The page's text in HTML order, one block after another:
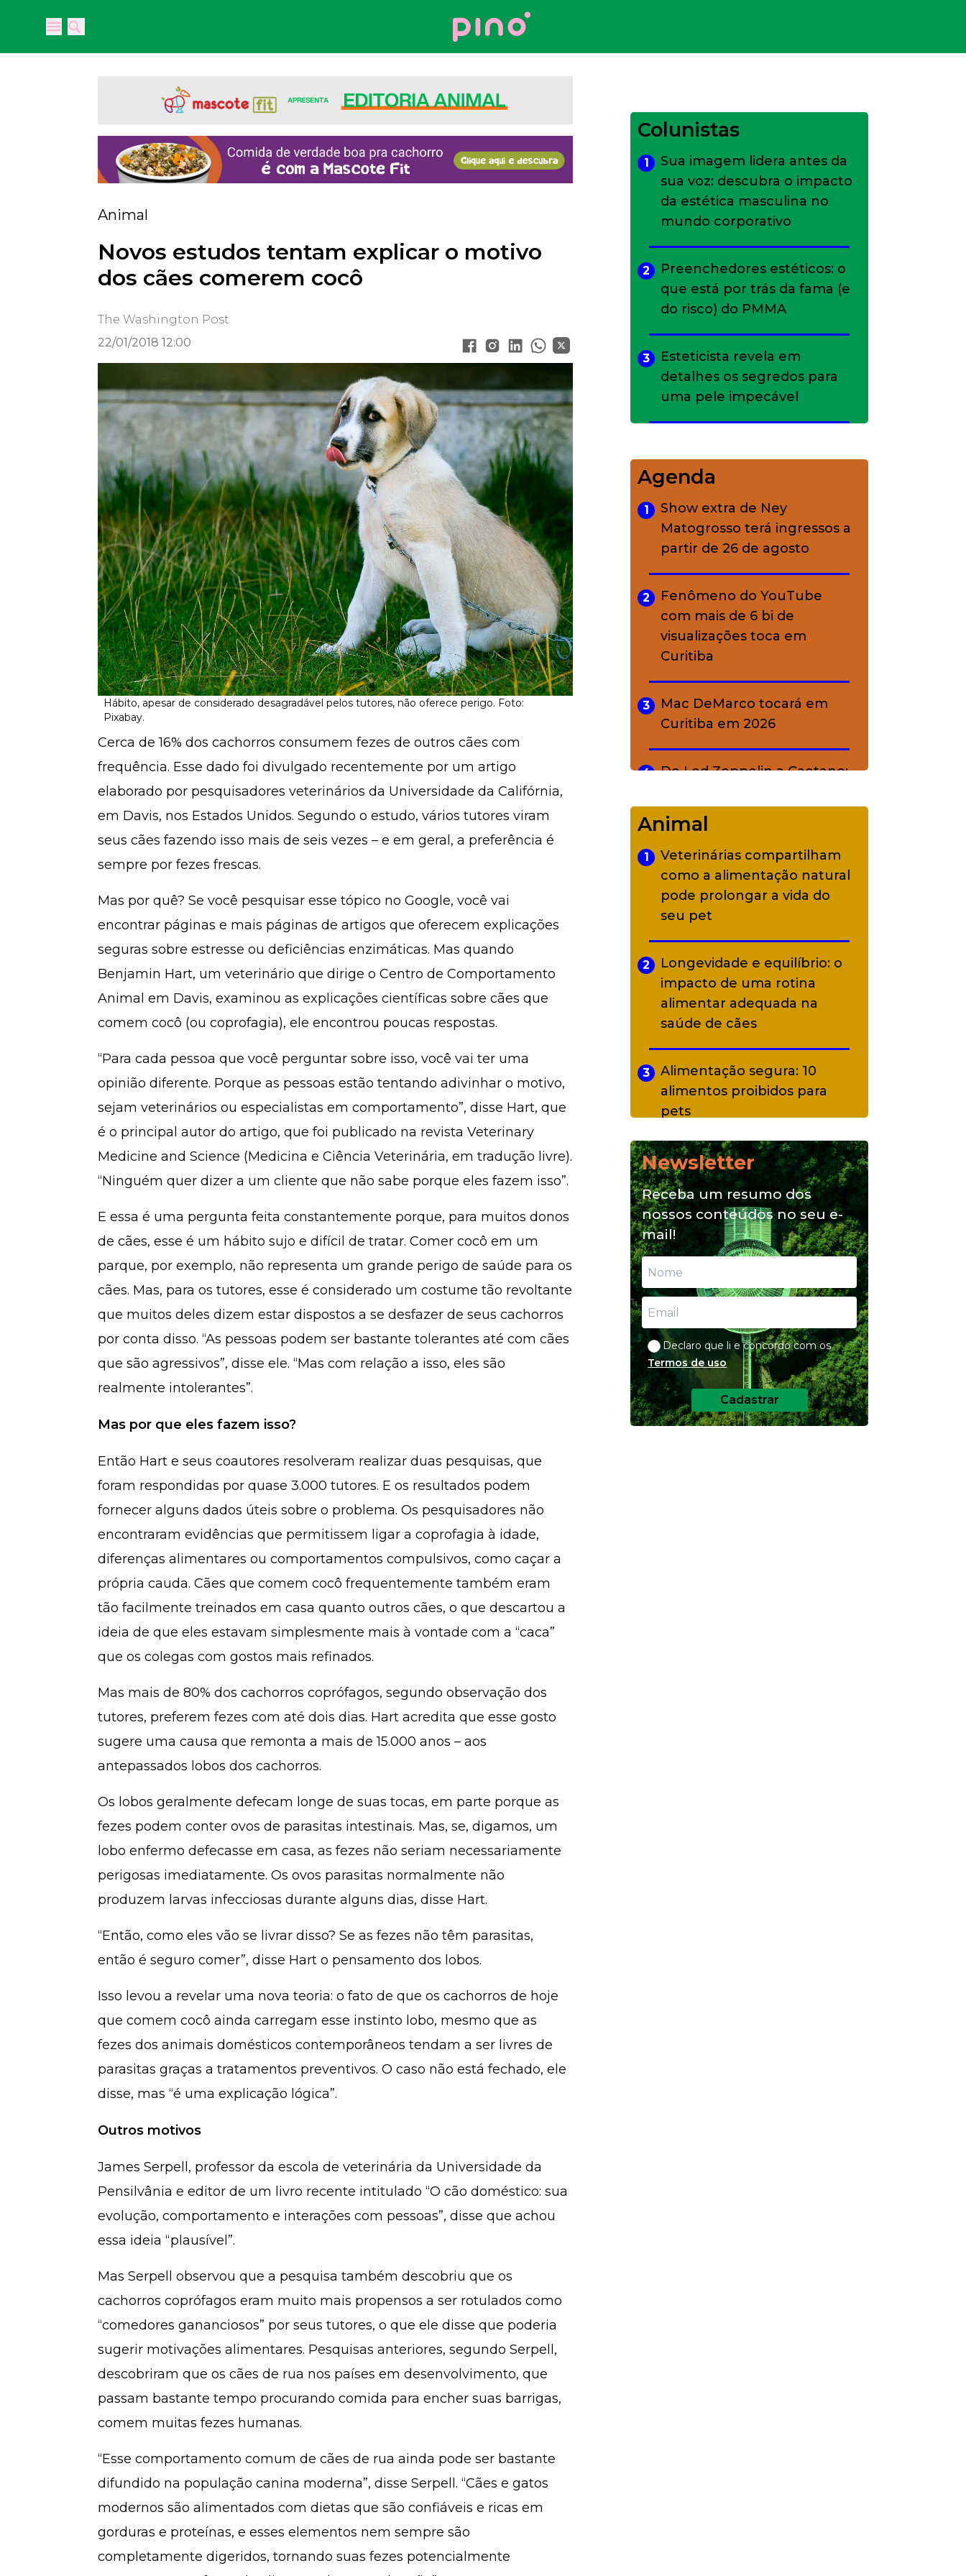
Open main menu
Open main menu
Your Company
Animal
Novos estudos tentam explicar o motivo
dos cães comerem cocô
The Washington Post
22/01/2018 12:00
Hábito, apesar de considerado desagradável pelos tutores, não oferece perigo. Foto:
Pixabay.
Cerca de 16% dos cachorros consumem fezes de outros cães com
frequência. Esse dado foi divulgado recentemente por um artigo
elaborado por pesquisadores veterinários da Universidade da Califórnia,
em Davis, nos Estados Unidos. Segundo o estudo, vários tutores viram
seus cães fazendo isso mais de seis vezes – e em geral, a preferência é
sempre por fezes frescas.
Mas por quê? Se você pesquisar esse tópico no Google, você vai
encontrar páginas e mais páginas de artigos que oferecem explicações
seguras sobre estresse ou deficiências enzimáticas. Mas quando
Benjamin Hart, um veterinário que dirige o Centro de Comportamento
Animal em Davis, examinou as explicações científicas sobre cães que
comem cocô (ou coprofagia), ele encontrou poucas respostas.
“Para cada pessoa que você perguntar sobre isso, você vai ter uma
opinião diferente. Porque as pessoas estão tentando adivinhar o motivo,
sejam veterinários ou especialistas em comportamento”, disse Hart, que
é o principal autor do artigo, que foi publicado na revista Veterinary
Medicine and Science (Medicina e Ciência Veterinária, em tradução livre).
“Ninguém quer dizer a um cliente que não sabe porque eles fazem isso”.
E essa é uma pergunta feita constantemente porque, para muitos donos
de cães, esse é um hábito sujo e difícil de tratar. Comer cocô em um
parque, por exemplo, não representa um grande perigo de saúde para os
cães. Mas, para os tutores, esse é considerado um costume tão revoltante
que muitos deles dizem estar dispostos a se desfazer de seus cachorros
por conta disso. “As pessoas podem ser bastante tolerantes até com cães
que são agressivos”, disse ele. “Mas com relação a isso, eles são
realmente intolerantes”.
Mas por que eles fazem isso?
Então Hart e seus coautores resolveram realizar duas pesquisas, que
foram respondidas por quase 3.000 tutores. E os resultados podem
fornecer alguns dados úteis sobre o problema. Os pesquisadores não
encontraram evidências que permitissem ligar a coprofagia à idade,
diferenças alimentares ou comportamentos compulsivos, como caçar a
própria cauda. Cães que comem cocô frequentemente também eram
tão facilmente treinados em casa quanto outros cães, o que descartou a
ideia de que eles estavam simplesmente mais à vontade ​​com a “caca”
que os colegas com gostos mais refinados.
Mas mais de 80% dos cachorros coprófagos, segundo observação dos
tutores, preferem fezes com até dois dias. Hart acredita que esse gosto
sugere uma causa que remonta a mais de 15.000 anos – aos
antepassados ​​lobos dos cachorros.
Os lobos geralmente defecam longe de suas tocas, em parte porque as
fezes podem conter ovos de parasitas intestinais. Mas, se, digamos, um
lobo enfermo defecasse em casa, as fezes não seriam necessariamente
perigosas imediatamente. Os ovos parasitas normalmente não
produzem larvas infecciosas durante alguns dias, disse Hart.
“Então, como eles vão se livrar disso? Se as fezes não têm parasitas,
então é seguro comer”, disse Hart o pensamento dos lobos.
Isso levou a revelar uma nova teoria: o fato de que os cachorros de hoje
que comem cocô ainda carregam esse instinto lobo, mesmo que as
fezes dos animais domésticos contemporâneos tendam a ser livres de
parasitas graças a tratamentos preventivos. O caso não está fechado, ele
disse, mas “é uma explicação lógica”.
Outros motivos
James Serpell, professor da escola de veterinária da Universidade da
Pensilvânia e editor de um livro recente intitulado “O cão doméstico: sua
evolução, comportamento e interações com pessoas”, disse que achou
essa ideia “plausível”.
Mas Serpell observou que a pesquisa também descobriu que os
cachorros coprófagos eram muito mais propensos a ser rotulados como
“comedores gananciosos” por seus tutores, o que ele disse que poderia
sugerir motivações alimentares. Pesquisas anteriores, segundo Serpell,
descobriram que os cães de rua nos países em desenvolvimento, que
passam bastante tempo procurando comida para encher suas barrigas,
comem muitas fezes humanas.
“Esse comportamento comum de cães de rua ainda pode ser bastante
difundido na população canina moderna”, disse Serpell. “Cães e gatos
modernos são alimentados com dietas que são confiáveis ​​e ricas em
gorduras e proteínas, e esses elementos nem sempre são
completamente digeridos, tornando suas fezes potencialmente
Colunistas
1
Sua imagem lidera antes da
sua voz: descubra o impacto
da estética masculina no
mundo corporativo
2
Preenchedores estéticos: o
que está por trás da fama (e
do risco) do PMMA
3
Esteticista revela em
detalhes os segredos para
uma pele impecável
charme rústico que
conquistou o luxo
A ciência por trás da
skincare: a função de cada
ativo
Agenda
1
Show extra de Ney
Matogrosso terá ingressos a
partir de 26 de agosto
2
Fenômeno do YouTube
com mais de 6 bi de
visualizações toca em
Curitiba
3
Mac DeMarco tocará em
Curitiba em 2026
4
De Led Zeppelin a Caetano:
diverso a partir de R$ 17
5
Adriana Calcanhotto retoma
alter ego infantil para show
em Curitiba
Animal
1
Veterinárias compartilham
como a alimentação natural
pode prolongar a vida do
seu pet
2
Longevidade e equilíbrio: o
impacto de uma rotina
alimentar adequada na
saúde de cães
3
Alimentação segura: 10
alimentos proibidos para
pets
4
Alimentação natural e mix
feeding: conheça essas
opções para nutrição do seu
pet
Newsletter
Receba um resumo dos
nossos conteúdos no seu e-
mail!
Declaro que li e concordo com os
Termos de uso
Cadastrar